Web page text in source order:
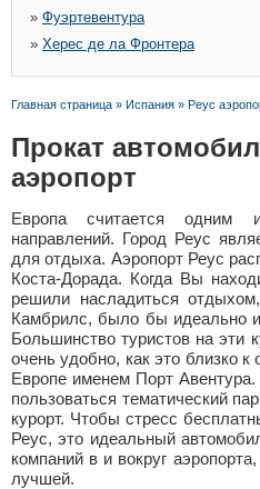
» Фуэртевентура
» Херес де ла Фронтера
Главная страница » Испания » Реус
Прокат
аэропорт
Европа считается одним
направлений. Город Реус
для отдыха. Аэропорт Реус
Коста-Дорада. Когда Вы
решили насладиться
Камбрилс, было бы идеально
Большинство туристов на эти
очень удобно, как это близко
Европе именем Порт
пользоваться тематический
курорт. Чтобы стресс
Реус, это идеальный
компаний в и вокруг
лучшей.